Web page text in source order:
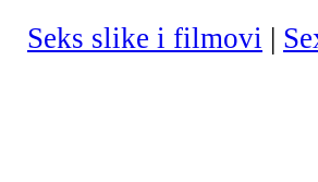
Seks slike i filmovi |